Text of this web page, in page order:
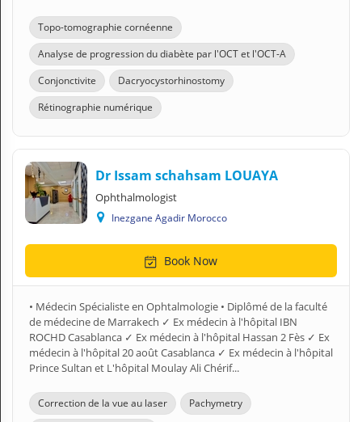
Topo-tomographie cornéenne
Analyse de progression du diabète par l'OCT et l'OCT-A
Conjonctivite
Dacryocystorhinostomy
Rétinographie numérique
Dr Issam schahsam LOUAYA
Ophthalmologist
Inezgane Agadir Morocco
Book Now
• Médecin Spécialiste en Ophtalmologie • Diplômé de la faculté
de médecine de Marrakech ✓ Ex médecin à l'hôpital IBN
ROCHD Casablanca ✓ Ex médecin à l'hôpital Hassan 2 Fès ✓ Ex
médecin à l'hôpital 20 août Casablanca ✓ Ex médecin à l'hôpital
Prince Sultan et L'hôpital Moulay Ali Chérif...
Correction de la vue au laser
Pachymetry